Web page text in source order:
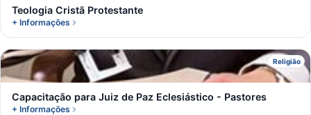
Teologia Cristã Protestante
+ Informações
Religião
C
Capacitação para Juiz de Paz Eclesiástico - Pastores
+ Informações